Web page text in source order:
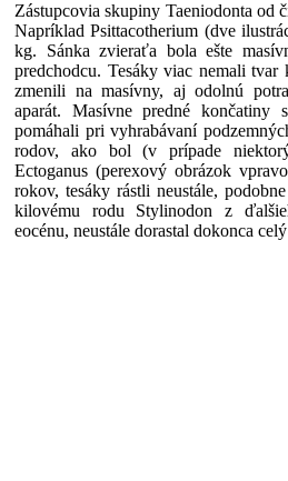
Zástupcovia skupiny Taeniodonta od
Napríklad Psittacotherium (dve
kg. Sánka zvieraťa bola ešte
predchodcu. Tesáky viac nemali tvar
zmenili na masívny, aj odolnú
aparát. Masívne predné končatiny
pomáhali pri vyhrabávaní
rodov, ako bol (v prípade
Ectoganus (perexový obrázok
rokov, tesáky rástli neustále,
kilovému rodu Stylinodon z
eocénu, neustále dorastal dokonca